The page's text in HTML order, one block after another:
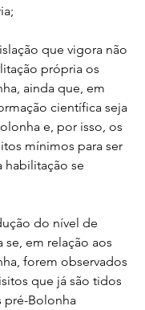
que vigora não
própria os
ainda que, em
científica seja
e, por isso, os
mínimos para ser
habilitação se
do nível de
em relação aos
forem observados
que já são tidos
pré-Bolonha